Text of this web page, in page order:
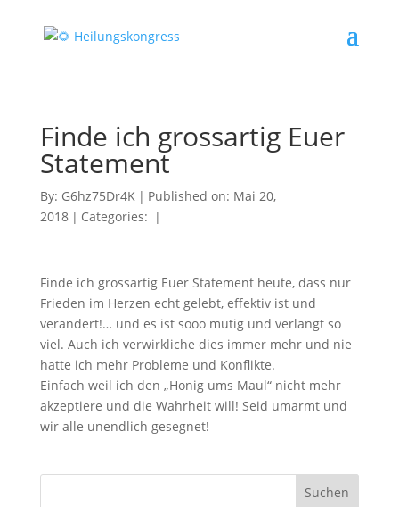
Finde ich grossartig Euer
Statement
By: G6hz75Dr4K | Published on: Mai 20,
2018 | Categories: |
Finde ich grossartig Euer Statement heute, dass nur
Frieden im Herzen echt gelebt, effektiv ist und
verändert!… und es ist sooo mutig und verlangt so
viel. Auch ich verwirkliche dies immer mehr und nie
hatte ich mehr Probleme und Konflikte.
Einfach weil ich den „Honig ums Maul“ nicht mehr
akzeptiere und die Wahrheit will! Seid umarmt und
wir alle unendlich gesegnet!